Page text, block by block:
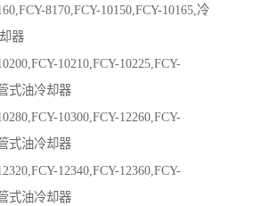
8170,FCY-10150,FCY-10165,冷
器
10210,FCY-10225,FCY-
式油冷却器
10300,FCY-12260,FCY-
式油冷却器
12340,FCY-12360,FCY-
式油冷却器